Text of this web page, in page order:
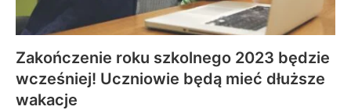
Zakończenie roku szkolnego 2023 będzie
wcześniej! Uczniowie będą mieć dłuższe
wakacje